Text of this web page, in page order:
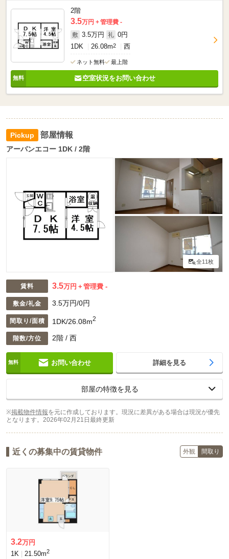
2階
3.5万円
管理費 -
敷 3.5万円 礼 0円
1DK
26.08m2 西
ネット無料 最上階
空室状況をお問い合わせ
部屋情報
アーバンエコー 1DK / 2階
全11枚
賃料 3.5万円 管理費 -
敷金/礼金 3.5万円/0円
間取り/面積 1DK/26.08m2
階数/方位 2階 / 西
お問い合わせ 詳細を見る
部屋の特徴を見る
※掲載物件情報を元に作成しております。現況に差異がある場合は現況が優先
となります。 2026年02月21日最終更新
近くの募集中の賃貸物件 外観 間取り
3.2万円
1K
21.50m2